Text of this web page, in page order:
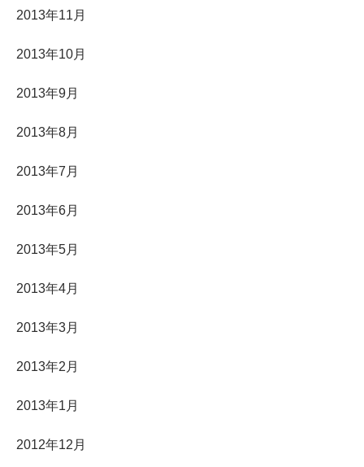
2013年11月
2013年10月
2013年9月
2013年8月
2013年7月
2013年6月
2013年5月
2013年4月
2013年3月
2013年2月
2013年1月
2012年12月